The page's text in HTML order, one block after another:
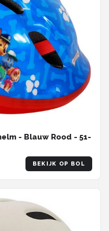
- Blauw Rood - 51-
BEKIJK OP BOL